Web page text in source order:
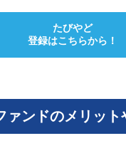
たびやど
登録はこちらから！
ァンドのメリット